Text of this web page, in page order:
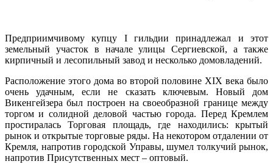
Предприимчивому купцу I гильдии принадлежал и этот
земельный участок в начале улицы Сергиевской, а также
кирпичный и лесопильный завод и несколько домовладений.
Расположение этого дома во второй половине XIX века было
очень удачным, если не сказать ключевым. Новый дом
Викенгейзера был построен на своеобразной границе между
торгом и солидной деловой частью города. Перед Кремлем
простиралась Торговая площадь, где находились: крытый
рынок и открытые торговые ряды. На некотором отдалении от
Кремля, напротив городской Управы, шумел толкучий рынок,
напротив Присутственных мест – оптовый.